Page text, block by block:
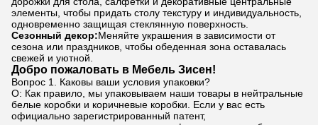
элементы, чтобы придать столу текстуру и индивидуальность,
одновременно защищая стеклянную поверхность.
Сезонный декор:Меняйте украшения в зависимости от
сезона или праздников, чтобы обеденная зона оставалась
свежей и уютной.
Добро пожаловать в Мебель Зисен!
Вопрос 1. Каковы ваши условия упаковки?
О: Как правило, мы упаковываем наши товары в нейтральные
белые коробки и коричневые коробки. Если у вас есть
официально зарегистрированный патент,